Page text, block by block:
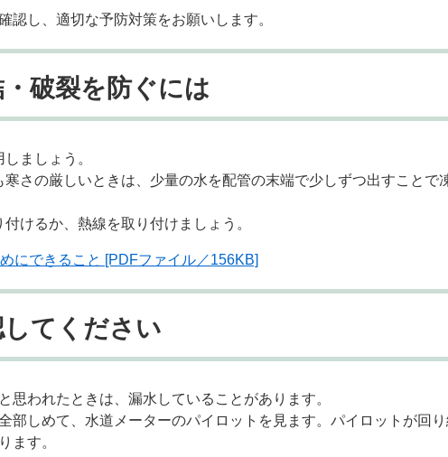
認し、適切な予防対策をお願いします。
破裂を防ぐには
ましょう。
さの厳しいときは、少量の水を配管の末端で少しずつ出すことで
けるか、熱線を取り付けましょう。
にできること [PDFファイル／156KB]
てください
思われたときは、漏水していることがあります。
部しめて、水道メーターのパイロットを見ます。パイロットが回り
ます。